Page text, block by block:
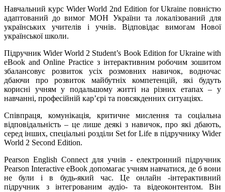
Навчальний курс Wider World 2nd Edition for Ukraine повністю
адаптований до вимог МОН України та локалізований для
українських учителів і учнів. Відповідає вимогам Нової
української школи.
Підручник Wider World 2 Student’s Book Edition for Ukraine with
eBook and Online Practice з інтерактивним робочим зошитом
збалансовує розвиток усіх розмовних навичок, водночас
дбаючи про розвиток майбутніх компетенцій, які будуть
корисні учням у подальшому житті на різних етапах – у
навчанні, професійній кар’єрі та повсякденних ситуаціях.
Співпраця, комунікація, критичне мислення та соціальна
відповідальність – це лише деякі з навичок, про які дбають,
серед інших, спеціальні розділи Set for Life в підручнику Wider
World 2 Second Edition.
Pearson English Connect для учнів - електронний підручник
Pearson Interactive eBook допомагає учням навчатися, де б вони
не були і в будь-який час. Це онлайн -інтерактивний
підручник з інтегрованим аудіо- та відеоконтентом. Він